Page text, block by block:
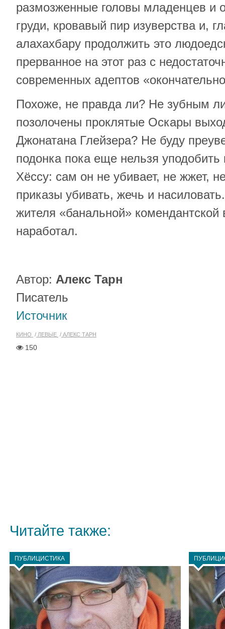
размoзжeнные головы младенцев и
груди, кровавый пир изуверства и,
aлaxaxбapу продолжить это
прерванное на этот раз с
современных адептов
Похоже, не правда ли? Не зубным
позолочены проклятые Оскары
Джонатана Глейзера? Не буду
подонка пока еще нельзя
Хёссу: сам он не убивает, не жжет,
приказы убивать, жечь и
жителя «банальной»
наработал.
Автор: Алекс Тарн
Писатель
Источник
КИНО ЛЕВЫЕ АЛЕКС ТАРН
150
Читайте также:
ПУБЛИЦИСТИКА